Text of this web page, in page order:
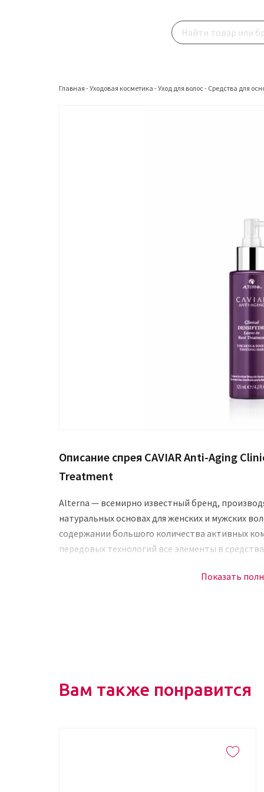
Главная -Уходовая косметика -Уход для волос- Средства для
Описание спрея CAVIAR Anti-Aging
Treatment
Alterna — всемирно известный бренд,
натуральных основах для женских и мужских
содержании большого количества активных
передовых технологий все элементы в
внешних данных локонов, но и оздоровление.
Вытяжка из трилистника — обеспечивает
фолликул, прилив крови к дерме. Как
Показать
Вам также понравится